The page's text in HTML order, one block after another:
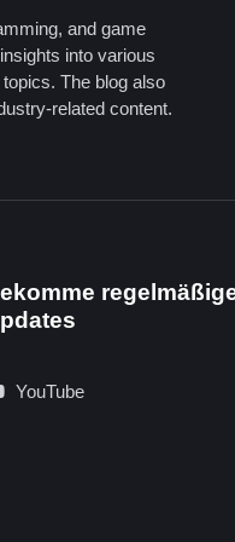
and game
into various
The blog also
related content.
YouTube